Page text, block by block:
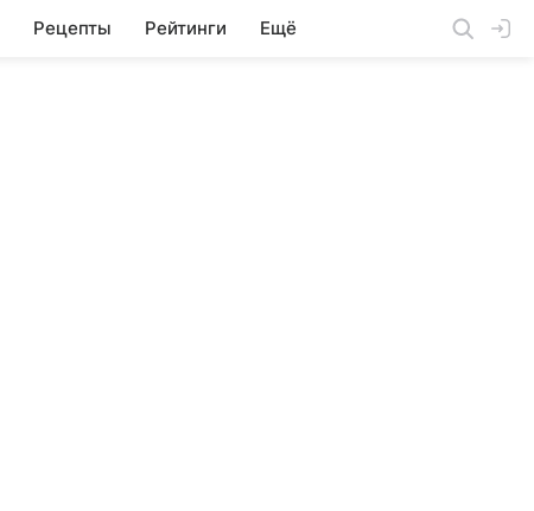
Рецепты Рейтинги Ещё